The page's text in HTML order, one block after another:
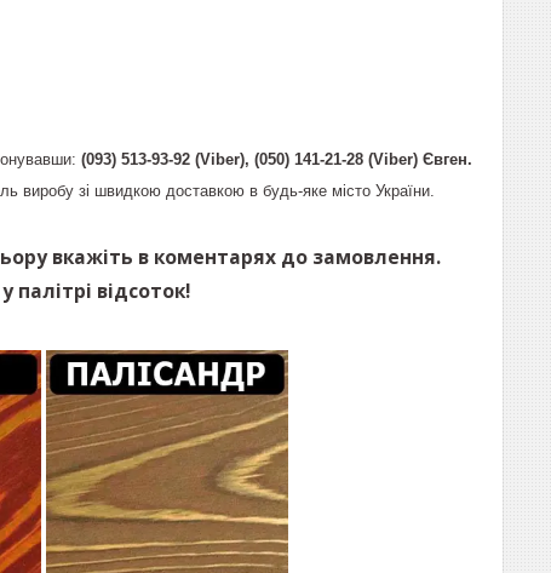
(093) 513-93-92 (Viber), (050) 141-21-28 (Viber) Євген.
виробу зі швидкою доставкою в будь-яке місто України.
вкажіть в коментарях до замовлення.
палітрі відсоток!